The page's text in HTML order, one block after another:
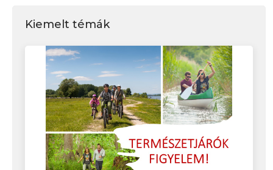
Kiemelt témák